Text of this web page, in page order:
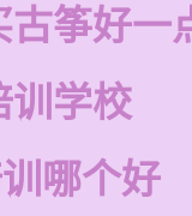
古筝好一
训学校
哪个好